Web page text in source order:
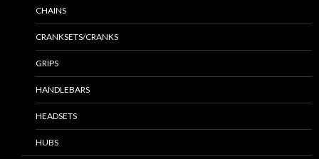
CHAINS
CRANKSETS/CRANKS
GRIPS
HANDLEBARS
HEADSETS
HUBS